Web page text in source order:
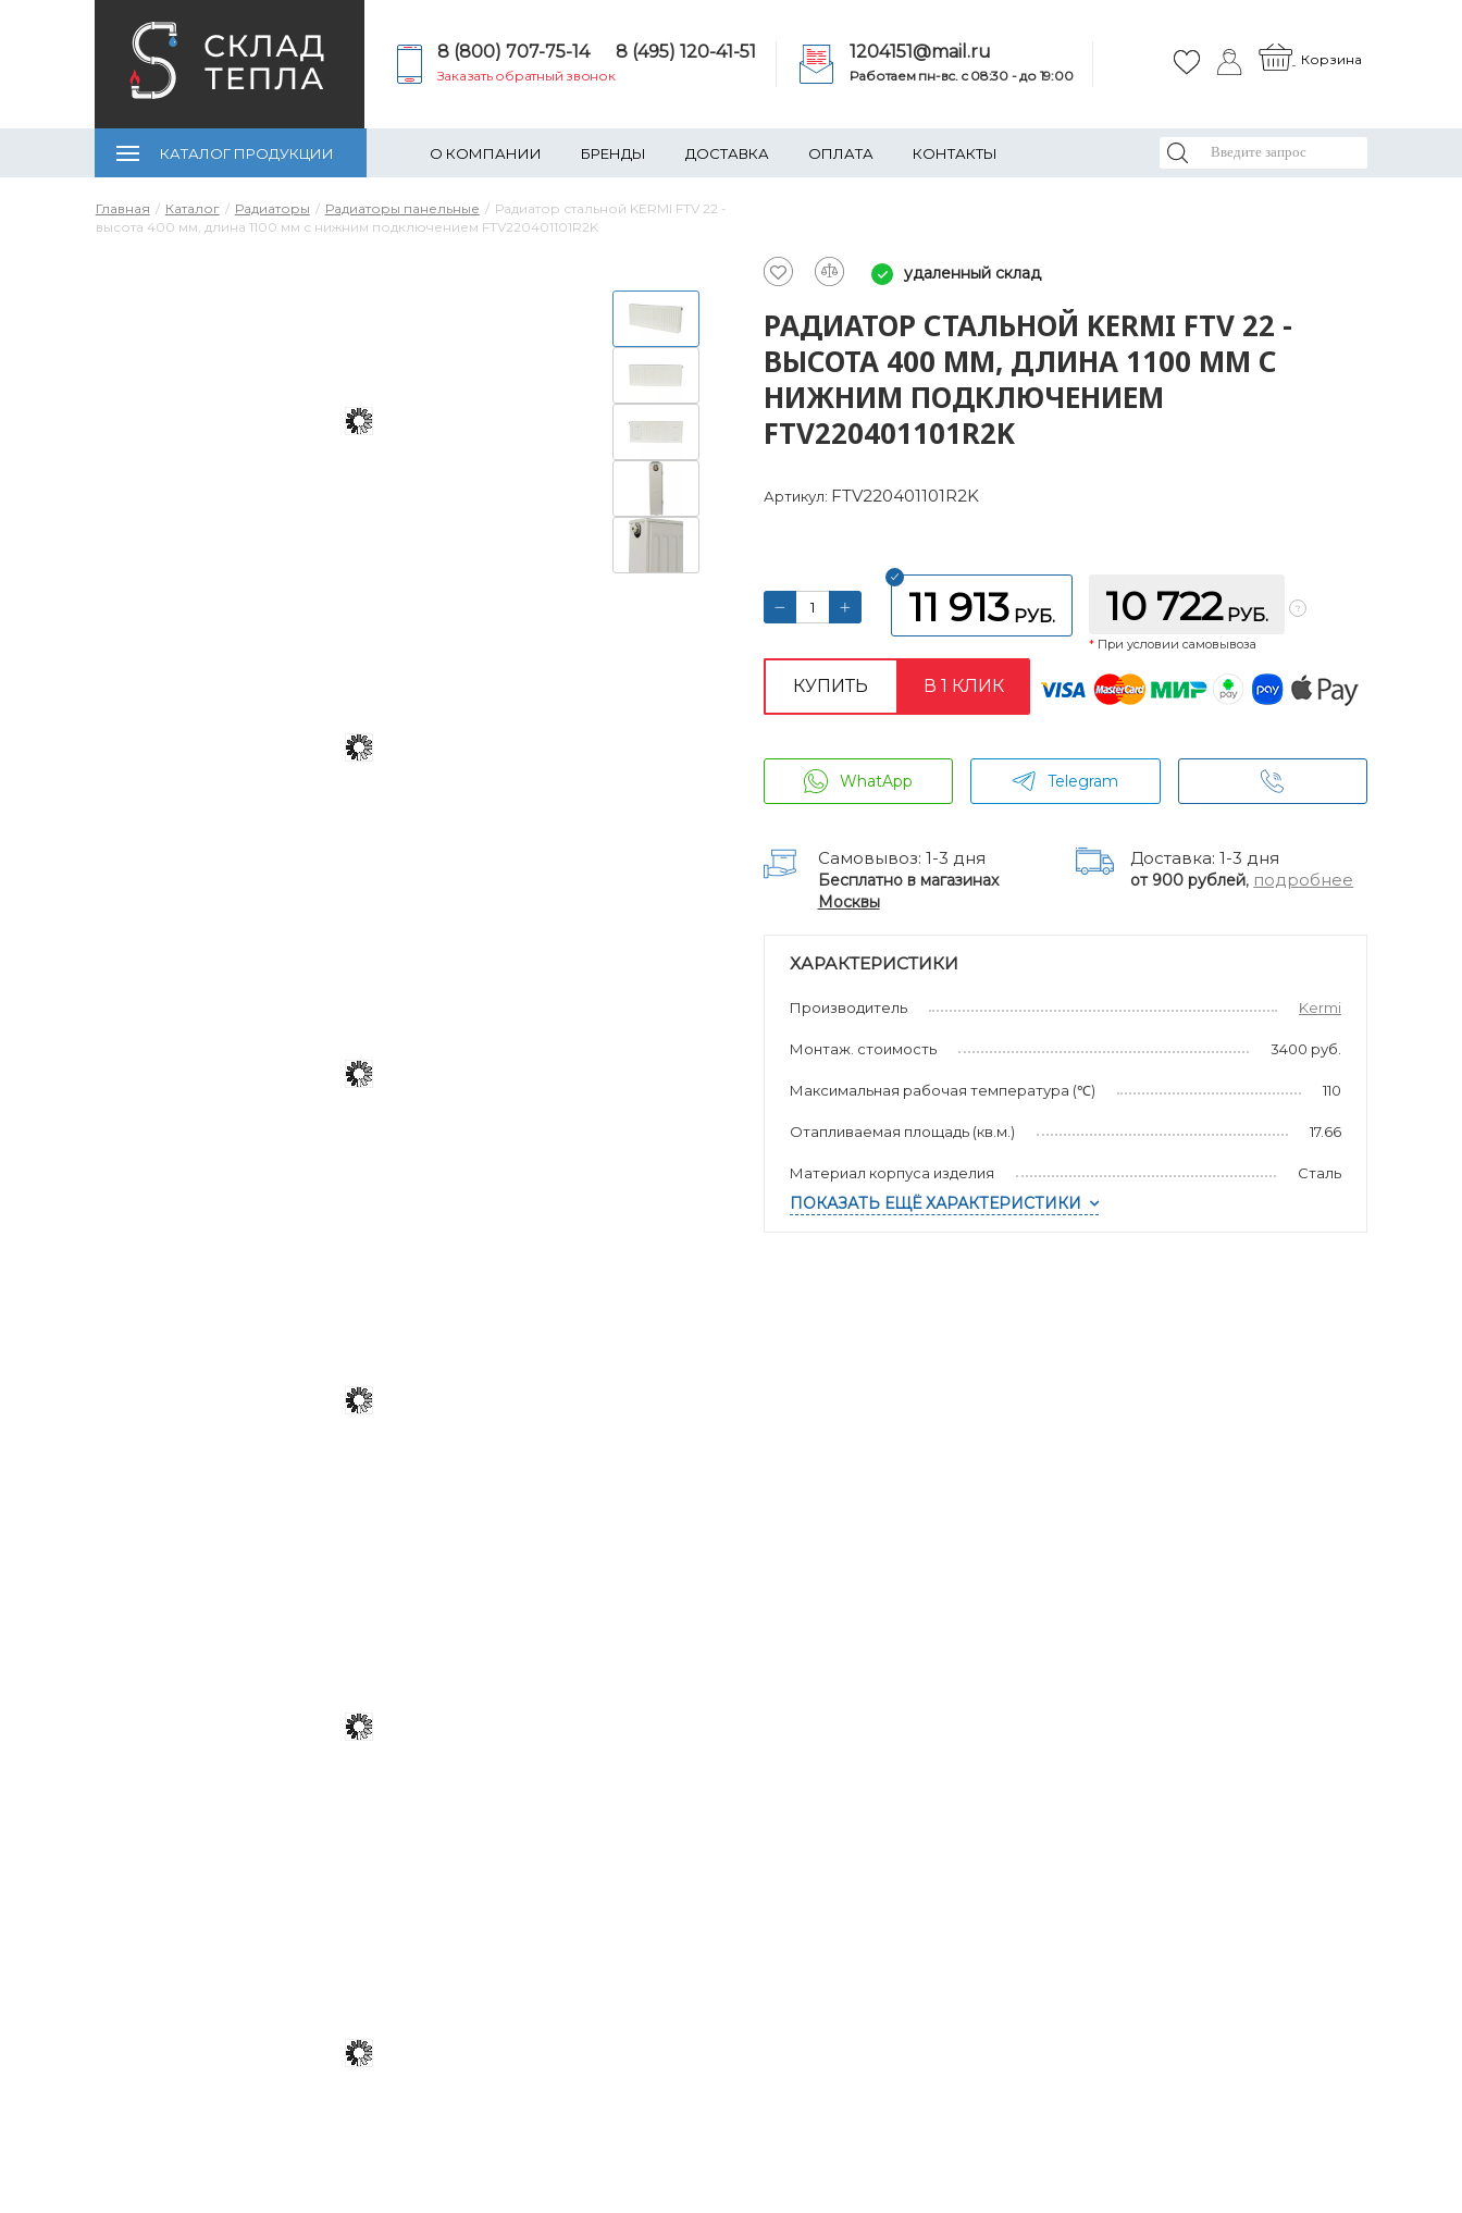
8 (800) 707-75-14 8 (495) 120-41-51
Заказать обратный звонок
1204151@mail.ru
Работаем пн-вс. c 08:30 - до 19:00
Корзина
КАТАЛОГ ПРОДУКЦИИ О КОМПАНИИ БРЕНДЫ ДОСТАВКА ОПЛАТА КОНТАКТЫ
Главная Каталог Радиаторы Радиаторы панельные
Радиатор стальной KERMI FTV 22 -
высота 400 мм, длина 1100 мм с нижним подключением FTV220401101R2K
удаленный склад
РАДИАТОР СТАЛЬНОЙ KERMI FTV 22 -
ВЫСОТА 400 ММ, ДЛИНА 1100 ММ С
НИЖНИМ ПОДКЛЮЧЕНИЕМ
FTV220401101R2K
Артикул: FTV220401101R2K
11 913 РУБ. 10 722 РУБ.
* При условии самовывоза
КУПИТЬ В 1 КЛИК
WhatApp Telegram
Самовывоз: 1-3 дня
Бесплатно в магазинах
Москвы
Доставка: 1-3 дня
от 900 рублей, подробнее
ХАРАКТЕРИСТИКИ
Производитель Kermi
Монтаж. стоимость 3400 руб.
Максимальная рабочая температура (℃) 110
Отапливаемая площадь (кв.м.) 17.66
Материал корпуса изделия Сталь
ПОКАЗАТЬ ЕЩЁ ХАРАКТЕРИСТИКИ